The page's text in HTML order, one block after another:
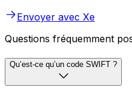
Envoyer avec Xe
Questions fréquemment
Qu’est-ce qu’un code SWIFT ?